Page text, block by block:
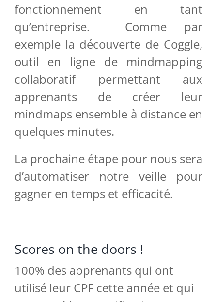
fonctionnement en tant
qu’entreprise. Comme par
exemple la découverte de Coggle,
outil en ligne de mindmapping
collaboratif permettant aux
apprenants de créer leur
mindmaps ensemble à distance en
quelques minutes.
La prochaine étape pour nous sera
d’automatiser notre veille pour
gagner en temps et efficacité.
Scores on the doors !
100% des apprenants qui ont
utilisé leur CPF cette année et qui